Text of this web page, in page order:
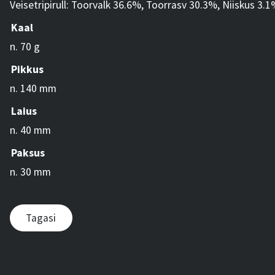
Veisetripirull: Toorvalk 36.6%, Toorrasv 30.3%, Niiskus
Kaal
n. 70 g
Pikkus
n. 140 mm
Laius
n. 40 mm
Paksus
n. 30 mm
Tagasi